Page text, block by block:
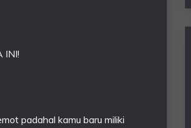
INI!
padahal kamu baru miliki